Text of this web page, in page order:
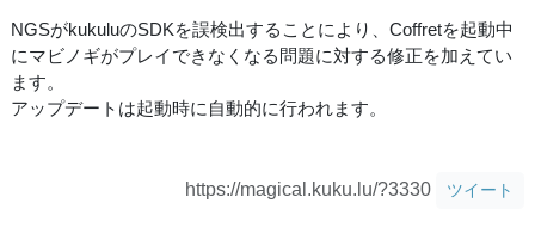
NGSがkukuluのSDKを誤検出することにより、Coffretを起動中
にマビノギがプレイできなくなる問題に対する修正を加えてい
ます。
アップデートは起動時に自動的に行われます。
https://magical.kuku.lu/?3330 ツイート